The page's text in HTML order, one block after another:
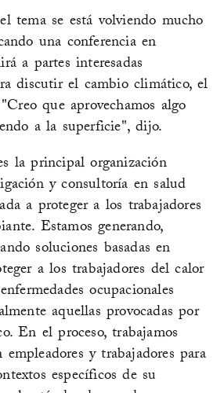
tema se está volviendo mucho
una conferencia en
a partes interesadas
discutir el cambio climático, el
que aprovechamos algo
a la superficie", dijo.
la principal organización
y consultoría en salud
a proteger a los trabajadores
Estamos generando,
soluciones basadas en
a los trabajadores del calor
ocupacionales
aquellas provocadas por
En el proceso, trabajamos
empleadores y trabajadores para
específicos de su